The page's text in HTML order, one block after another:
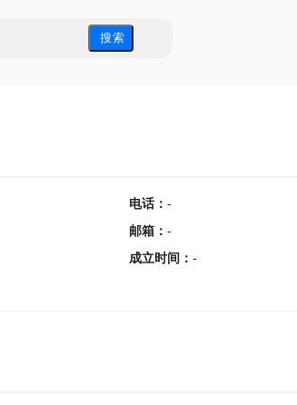
搜 索
电话： -
邮箱 ： -
成立时间 ： -